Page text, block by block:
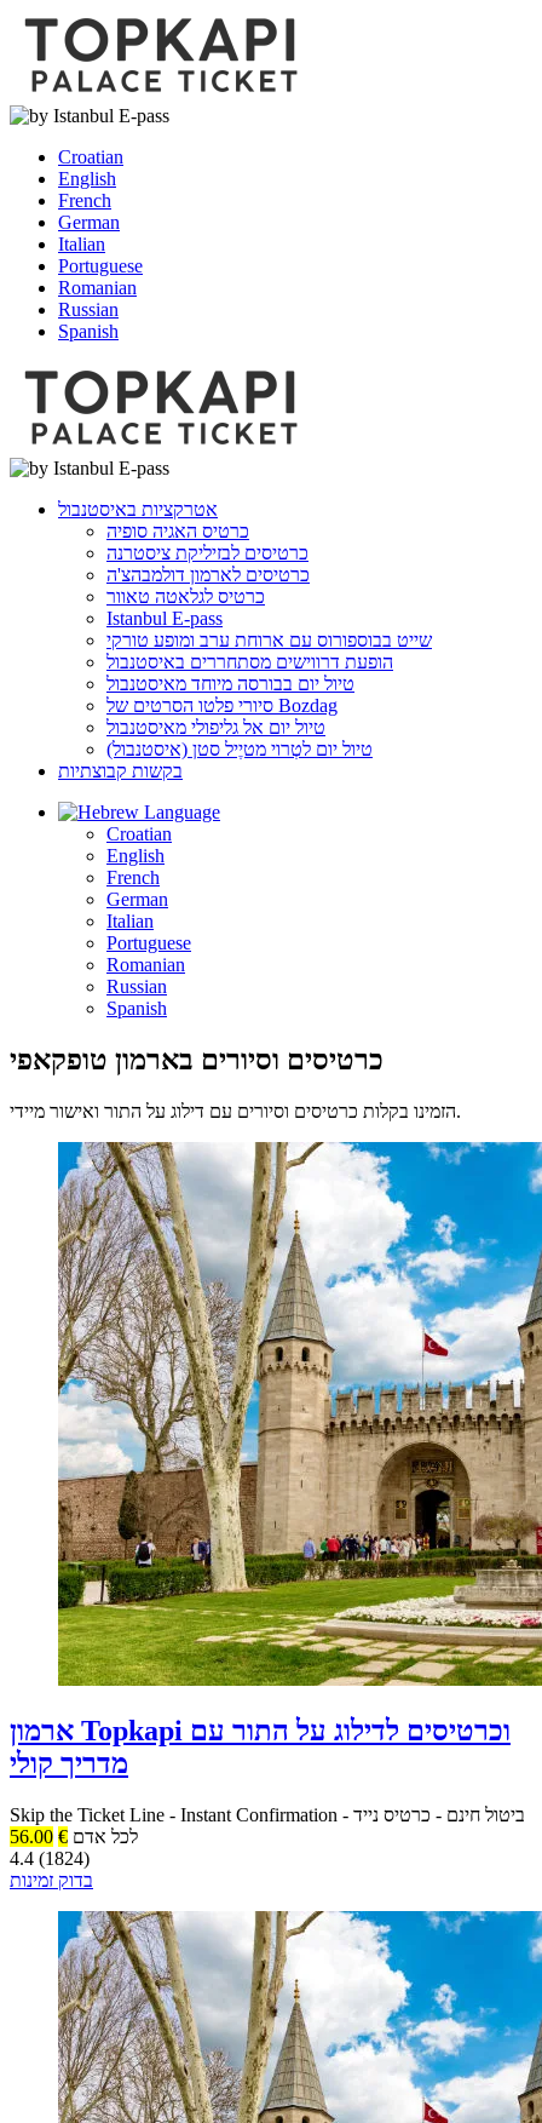
Croatian
English
French
German
Italian
Portuguese
Romanian
Russian
Spanish
אטרקציות באיסטנבול
כרטיס האגיה סופיה
כרטיסים לבזיליקת ציסטרנה
כרטיסים לארמון דולמבהצ'ה
כרטיס לגלאטה טאוור
Istanbul E-pass
שייט בבוספורוס עם ארוחת ערב ומופע טורקי
הופעת דרווישים מסתחררים באיסטנבול
טיול יום בבורסה מיוחד מאיסטנבול
סיורי פלטו הסרטים של Bozdag
טיול יום אל גליפולי מאיסטנבול
טיול יום לטְרוי מטיֶיל סטן (איסטנבול)
בקשות קבוצתיות
Language
Croatian
English
French
German
Italian
Portuguese
Romanian
Russian
Spanish
כרטיסים וסיורים בארמון טופקאפי
הזמינו בקלות כרטיסים וסיורים עם דילוג על התור ואישור מיידי.
ארמון Topkapi וכרטיסים לדילוג על התור עם
מדריך קולי
Skip the Ticket Line - Instant Confirmation - ביטול חינם - כרטיס נייד
לכל אדם €
56.00
4.4 (1824)
בדוק זמינות